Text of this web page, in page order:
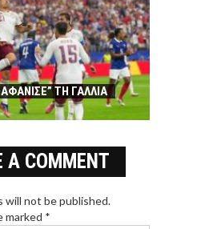
ΤΗ ΓΑΛΛΙΑ
A COMMENT
will not be published.
marked *